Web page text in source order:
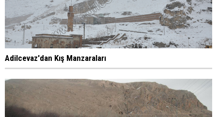
Adilcevaz'dan Kış Manzaraları